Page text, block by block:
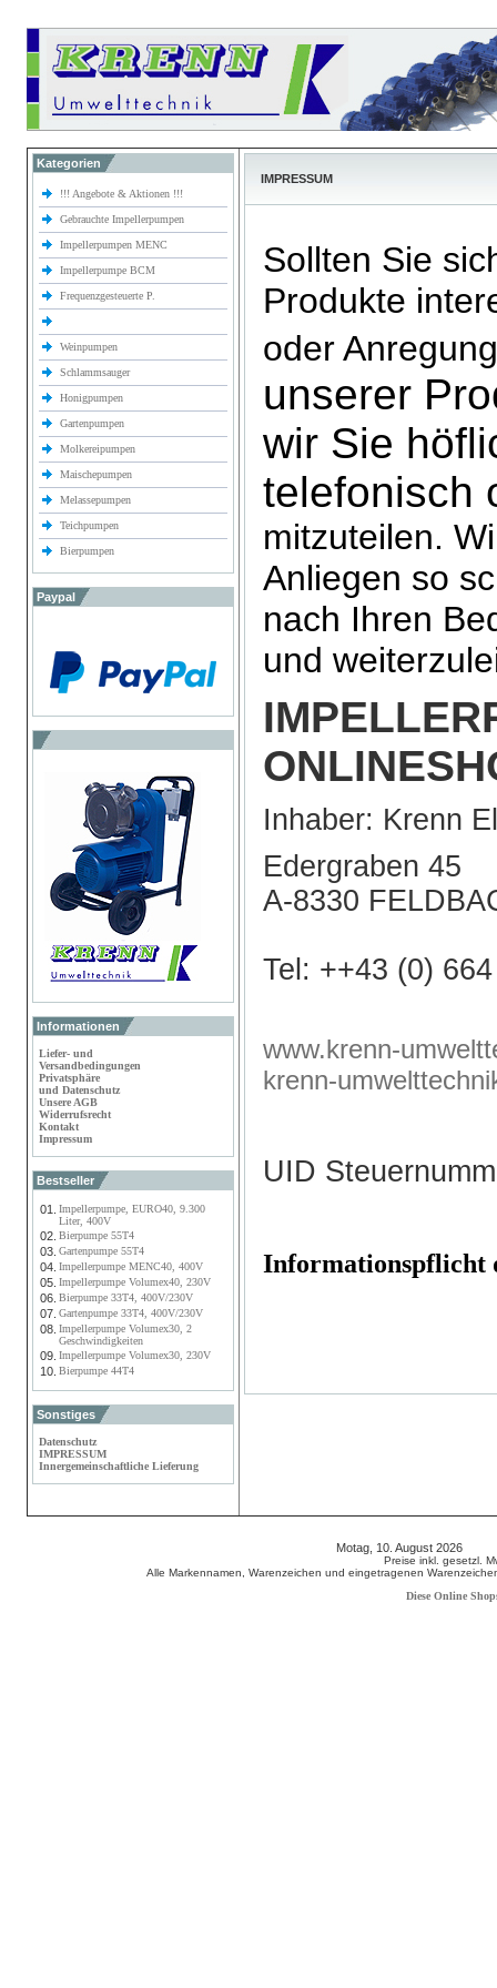
Kategorien
!!! Angebote & Aktionen !!!
Gebrauchte Impellerpumpen
Impellerpumpen MENC
Impellerpumpe BCM
Frequenzgesteuerte P.
Weinpumpen
Schlammsauger
Honigpumpen
Gartenpumpen
Molkereipumpen
Maischepumpen
Melassepumpen
Teichpumpen
Bierpumpen
Paypal
Informationen
Liefer- und
Versandbedingungen
Privatsphäre
und Datenschutz
Unsere AGB
Widerrufsrecht
Kontakt
Impressum
Bestseller
01.
Impellerpumpe, EURO40, 9.300
Liter, 400V
02. Bierpumpe 55T4
03. Gartenpumpe 55T4
04. Impellerpumpe MENC40, 400V
05. Impellerpumpe Volumex40, 230V
06. Bierpumpe 33T4, 400V/230V
07. Gartenpumpe 33T4, 400V/230V
08. Impellerpumpe Volumex30, 2
Geschwindigkeiten
09. Impellerpumpe Volumex30, 230V
10. Bierpumpe 44T4
Sonstiges
Datenschutz
IMPRESSUM
Innergemeinschaftliche Lieferung
IMPRESSUM
Sollten Sie
Produkte
oder
unserer
wir Sie
telefonisch
mitzuteilen.
Anliegen so
nach Ihren
und
Inhaber: Krenn
Edergraben 45
A-8330
Tel: ++43 (0)
www.krenn-
krenn-
UID
Informationspflicht
Motag, 10. August 2026
Preise inkl. gesetzl.
Alle Markennamen, Warenzeichen und eingetragenen
Diese Online